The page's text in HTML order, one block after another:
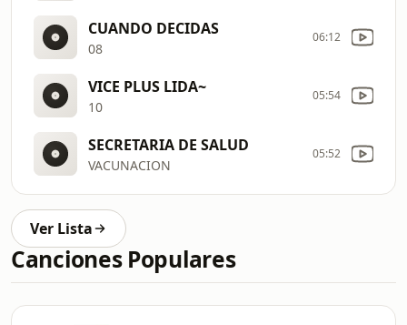
CUANDO DECIDAS
08
06:12
VICE PLUS LIDA~
10
05:54
SECRETARIA DE SALUD
VACUNACION
05:52
Ver Lista
Canciones Populares